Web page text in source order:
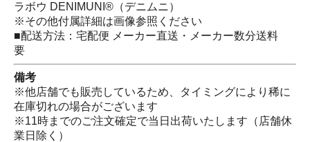
ラボウ DENIMUNI®（デニムニ）
※その他付属詳細は画像参照ください
■配送方法：宅配便 メーカー直送・メーカー数分送料
要
備考
※他店舗でも販売しているため、タイミングにより稀に
在庫切れの場合がございます
※11時までのご注文確定で当日出荷いたします（店舗休
業日除く）